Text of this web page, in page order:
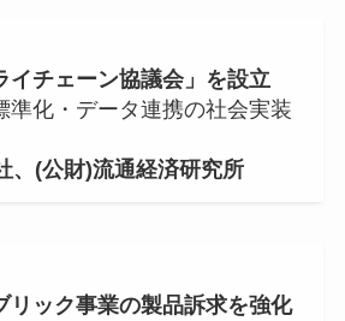
イチェーン協議会」を設立
準化・データ連携の社会実装
、(公財)流通経済研究所
リック事業の製品訴求を強化